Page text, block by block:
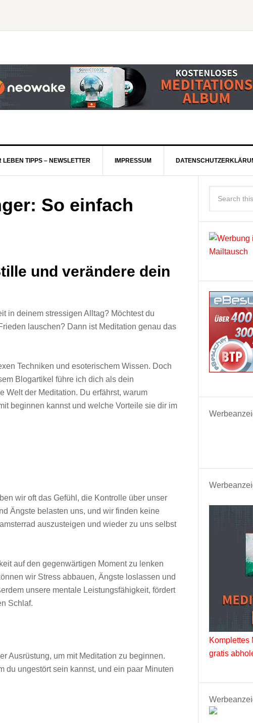
LEBEN TIPPS – NEWSLETTER IMPRESSUM
So einfach
und verändere dein
in deinem stressigen Alltag? Möchtest du
lauschen? Dann ist Meditation genau das
Techniken und esoterischem Wissen. Doch
Blogartikel führe ich dich als dein
Welt der Meditation. Du erfährst, warum
beginnen kannst und welche Vorteile sie dir im
wir oft das Gefühl, die Kontrolle über unser
Ängste belasten uns, und wir finden keine
auszusteigen und wieder zu uns selbst
auf den gegenwärtigen Moment zu lenken
wir Stress abbauen, Ängste loslassen und
unsere mentale Leistungsfähigkeit, fördert
Schlaf.
Ausrüstung, um mit Meditation zu beginnen.
du ungestört sein kannst, und ein paar Minuten
Komplettes
gratis